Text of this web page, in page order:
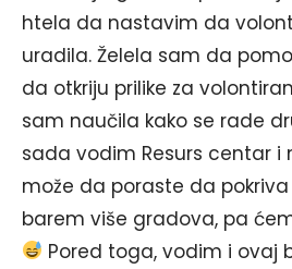
htela da nastavim da
uradila. Želela sam da
da otkriju prilike za
sam naučila kako se rade
sada vodim Resurs centar i
može da poraste da
barem više gradova, pa
Pored toga, vodim i ovaj